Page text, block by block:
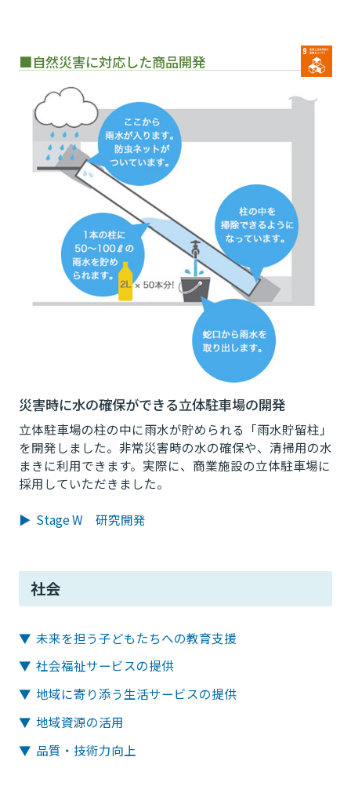
■自然災害に対応した商品開発
災害時に水の確保ができる立体駐車場の開発
立体駐車場の柱の中に雨水が貯められる「雨水貯留柱」
を開発しました。非常災害時の水の確保や、清掃用の水
まきに利用できます。実際に、商業施設の立体駐車場に
採用していただきました。
▶ Stage W 研究開発
社会
▼ 未来を担う子どもたちへの教育支援
▼ 社会福祉サービスの提供
▼ 地域に寄り添う生活サービスの提供
▼ 地域資源の活用
▼ 品質・技術力向上